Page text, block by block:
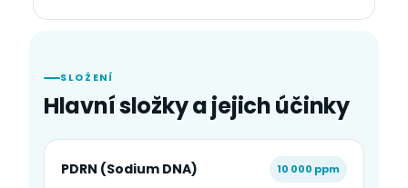
SLOŽENÍ
Hlavní složky a jejich účinky
PDRN (Sodium DNA) 10 000 ppm